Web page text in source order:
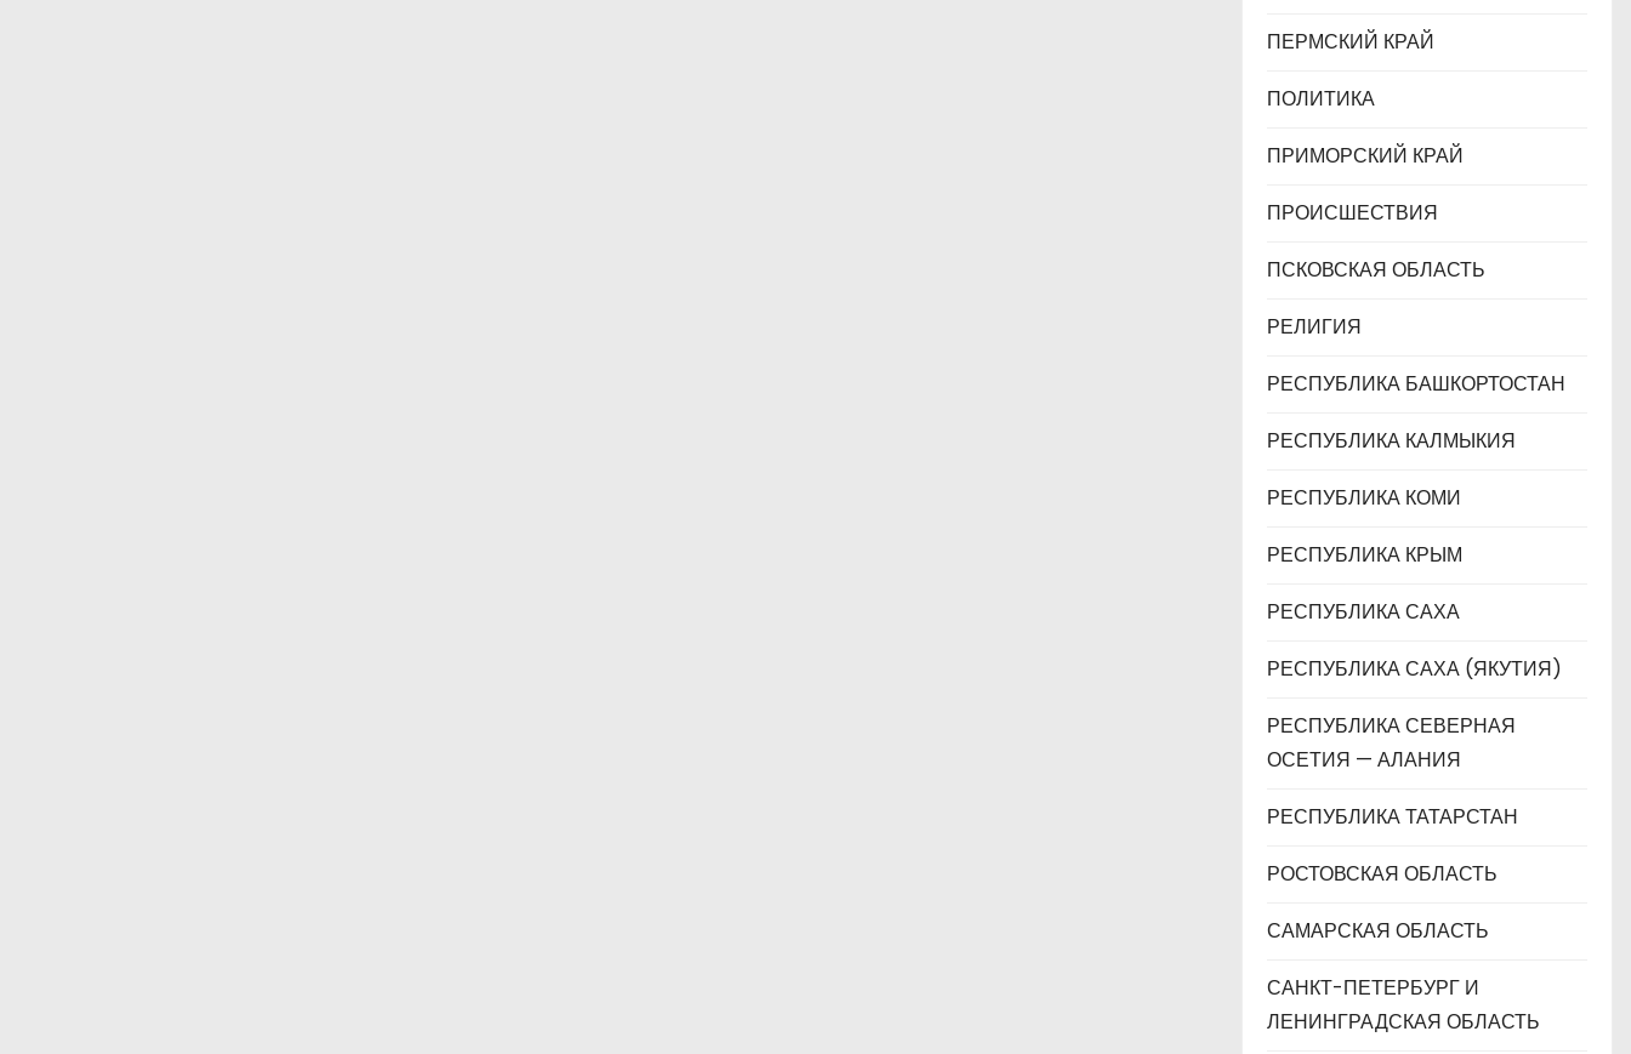
ПЕРМСКИЙ КРАЙ
ПОЛИТИКА
ПРИМОРСКИЙ КРАЙ
ПРОИСШЕСТВИЯ
ПСКОВСКАЯ ОБЛАСТЬ
РЕЛИГИЯ
РЕСПУБЛИКА БАШКОРТОСТАН
РЕСПУБЛИКА КАЛМЫКИЯ
РЕСПУБЛИКА КОМИ
РЕСПУБЛИКА КРЫМ
РЕСПУБЛИКА САХА
РЕСПУБЛИКА САХА (ЯКУТИЯ)
РЕСПУБЛИКА СЕВЕРНАЯ
ОСЕТИЯ — АЛАНИЯ
РЕСПУБЛИКА ТАТАРСТАН
РОСТОВСКАЯ ОБЛАСТЬ
САМАРСКАЯ ОБЛАСТЬ
САНКТ-ПЕТЕРБУРГ И
ЛЕНИНГРАДСКАЯ ОБЛАСТЬ